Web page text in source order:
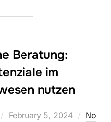
Beratung:
im
nutzen
Posted
February 5, 2024
No